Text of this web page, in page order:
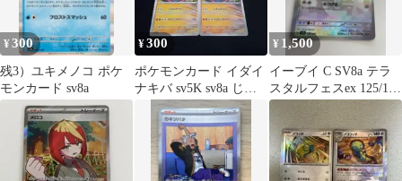
¥300
残3）ユキメノコ ポケ
モンカード sv8a
¥300
ポケモンカード イダイ
ナキバ sv5K sv8a じば
んほうかい
¥ 1,500
イーブイ C SV8a テラ
スタルフェスex 125/187
モンスターボール